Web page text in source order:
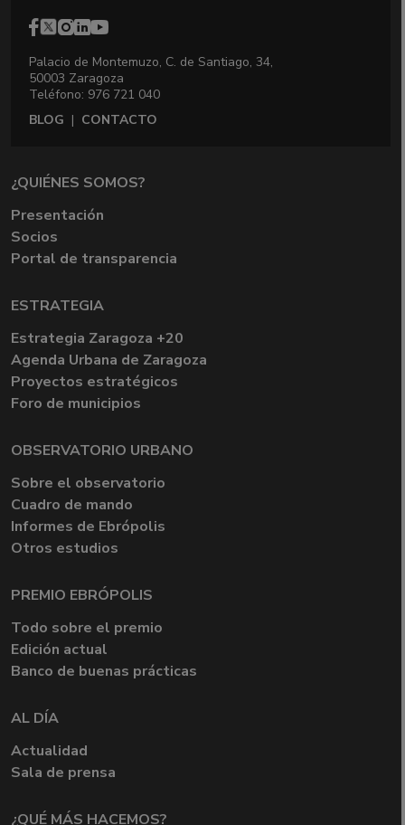
Palacio de Montemuzo, C. de Santiago, 34,
50003 Zaragoza
Teléfono: 976 721 040
BLOG | CONTACTO
¿QUIÉNES SOMOS?
Presentación
Socios
Portal de transparencia
ESTRATEGIA
Estrategia Zaragoza +20
Agenda Urbana de Zaragoza
Proyectos estratégicos
Foro de municipios
OBSERVATORIO URBANO
Sobre el observatorio
Cuadro de mando
Informes de Ebrópolis
Otros estudios
PREMIO EBRÓPOLIS
Todo sobre el premio
Edición actual
Banco de buenas prácticas
AL DÍA
Actualidad
Sala de prensa
¿QUÉ MÁS HACEMOS?